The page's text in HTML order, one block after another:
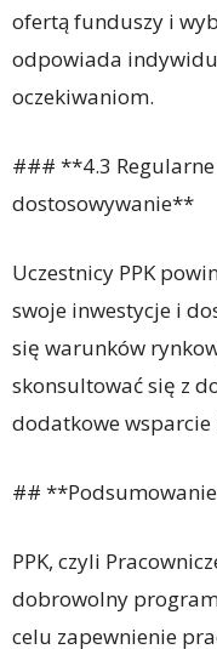
ofertą funduszy i
odpowiada
oczekiwaniom.
### **4.3
dostosowywanie**
Uczestnicy PPK
swoje inwestycje i
się warunków
skonsultować się z
dodatkowe
##
PPK, czyli
dobrowolny
celu zapewnienie